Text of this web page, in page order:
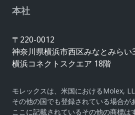
本社
〒220-0012
神奈川県横浜市西区みなとみらい
横浜コネクトスクエア 18階
モレックスは、米国におけるMolex,
その他の国でも登録されている場合が
ここに記載されているその他の商標は